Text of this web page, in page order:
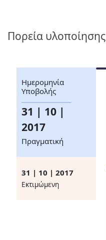
Πορεία υλοποίησης
Ημερομηνία
Υποβολής
31 | 10 |
2017
Πραγματική
31 | 10 | 2017
Eκτιμώμενη